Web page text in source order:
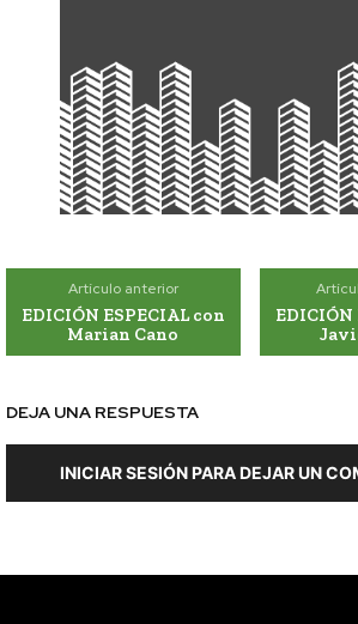
Artículo anterior
EDICIÓN ESPECIAL con
Marian Cano
EDICIÓN
DEJA UNA RESPUESTA
INICIAR SESIÓN PARA DEJAR UN